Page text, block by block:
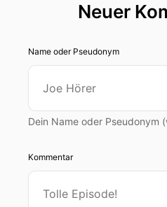
Neuer
Name oder Pseudonym
Dein Name oder Pseudonym
Kommentar